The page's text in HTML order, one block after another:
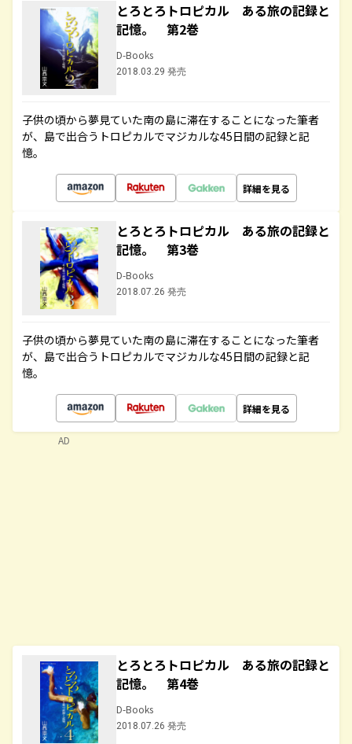
とろとろトロピカル ある旅の記録と
記憶。 第2巻
D-Books
2018.03.29 発売
子供の頃から夢見ていた南の島に滞在することになった筆者
が、島で出合うトロピカルでマジカルな45日間の記録と記
憶。
詳細を見る
とろとろトロピカル ある旅の記録と
記憶。 第3巻
D-Books
2018.07.26 発売
子供の頃から夢見ていた南の島に滞在することになった筆者
が、島で出合うトロピカルでマジカルな45日間の記録と記
憶。
詳細を見る
とろとろトロピカル ある旅の記録と
記憶。 第4巻
D-Books
2018.07.26 発売
AD